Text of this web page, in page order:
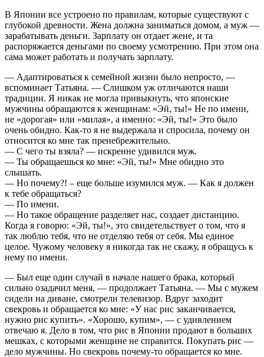
В Японии все устроено по правилам, которые существуют с
глубокой древности. Жена должна заниматься домом, а муж —
зарабатывать деньги. Зарплату он отдает жене, и та
распоряжается деньгами по своему усмотрению. При этом она
сама может работать и получать зарплату.
— Адаптироваться к семейной жизни было непросто, —
вспоминает Татьяна. — Слишком уж отличаются наши
традиции. Я никак не могла привыкнуть, что японские
мужчины обращаются к женщинам: «Эй, ты!» Не по имени,
не «дорогая» или «милая», а именно: «Эй, ты!» Это было
очень обидно. Как-то я не выдержала и спросила, почему он
относится ко мне так пренебрежительно.
— С чего ты взяла? — искренне удивился муж.
— Ты обращаешься ко мне: «Эй, ты!» Мне обидно это
слышать.
— Но почему?! – еще больше изумился муж. — Как я должен
к тебе обращаться?
— По имени.
— Но такое обращение разделяет нас, создает дистанцию.
Когда я говорю: «Эй, ты!», это свидетельствует о том, что я
так люблю тебя, что не отделяю тебя от себя. Мы единое
целое. Чужому человеку я никогда так не скажу, я обращусь к
нему по имени.
— Был еще один случай в начале нашего брака, который
сильно озадачил меня, — продолжает Татьяна. — Мы с мужем
сидели на диване, смотрели телевизор. Вдруг заходит
свекровь и обращается ко мне: «У нас рис заканчивается,
нужно рис купить». «Хорошо, купим», — с удивлением
отвечаю я. Дело в том, что рис в Японии продают в больших
мешках, с которыми женщине не справится. Покупать рис —
дело мужчины. Но свекровь почему-то обращается ко мне.